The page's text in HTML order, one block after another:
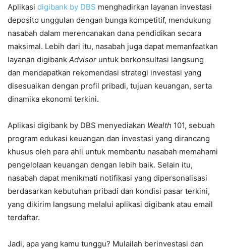
Aplikasi digibank by DBS menghadirkan layanan investasi
deposito unggulan dengan bunga kompetitif, mendukung
nasabah dalam merencanakan dana pendidikan secara
maksimal. Lebih dari itu, nasabah juga dapat memanfaatkan
layanan digibank Advisor untuk berkonsultasi langsung
dan mendapatkan rekomendasi strategi investasi yang
disesuaikan dengan profil pribadi, tujuan keuangan, serta
dinamika ekonomi terkini.
Aplikasi digibank by DBS menyediakan Wealth 101, sebuah
program edukasi keuangan dan investasi yang dirancang
khusus oleh para ahli untuk membantu nasabah memahami
pengelolaan keuangan dengan lebih baik. Selain itu,
nasabah dapat menikmati notifikasi yang dipersonalisasi
berdasarkan kebutuhan pribadi dan kondisi pasar terkini,
yang dikirim langsung melalui aplikasi digibank atau email
terdaftar.
Jadi, apa yang kamu tunggu? Mulailah berinvestasi dan